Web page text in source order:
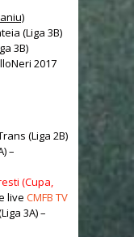
(Liga 3B)
3B)
2017
(Liga 2B)
–
(Cupa,
live CMFB TV
3A) –